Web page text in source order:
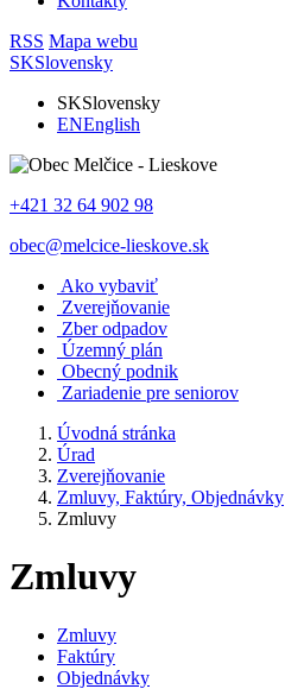
RSS Mapa webu
SKSlovensky
SKSlovensky
ENEnglish
+421 32 64 902 98
obec@melcice-lieskove.sk
Ako vybaviť
Zverejňovanie
Zber odpadov
Územný plán
Obecný podnik
Zariadenie pre seniorov
Úvodná stránka
Úrad
Zverejňovanie
Zmluvy, Faktúry, Objednávky
Zmluvy
Zmluvy
Zmluvy
Faktúry
Objednávky